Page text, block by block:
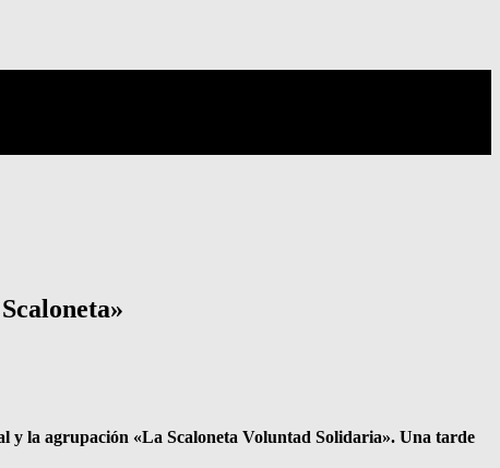
y la agrupación «La Scaloneta Voluntad Solidaria». Una tarde